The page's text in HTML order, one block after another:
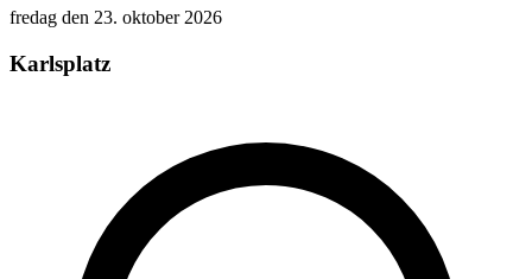
fredag den 23. oktober 2026
Karlsplatz